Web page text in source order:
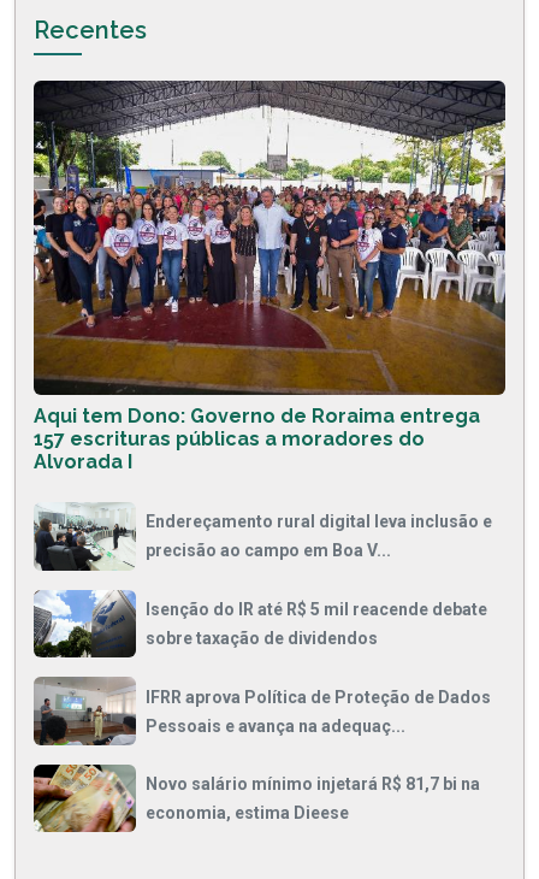
Recentes
Aqui tem Dono: Governo de Roraima entrega
157 escrituras públicas a moradores do
Alvorada I
Endereçamento rural digital leva inclusão e
precisão ao campo em Boa V...
Isenção do IR até R$ 5 mil reacende debate
sobre taxação de dividendos
IFRR aprova Política de Proteção de Dados
Pessoais e avança na adequaç...
Novo salário mínimo injetará R$ 81,7 bi na
economia, estima Dieese